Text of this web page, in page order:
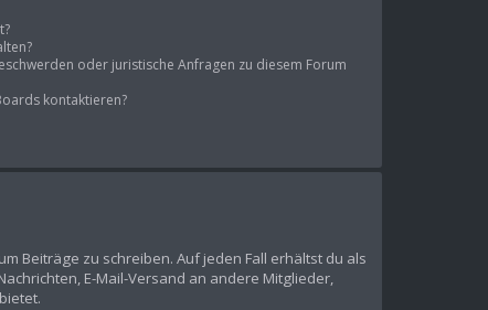
oder juristische Anfragen zu diesem Forum
kontaktieren?
Beiträge zu schreiben. Auf jeden Fall erhältst du als
E-Mail-Versand an andere Mitglieder,